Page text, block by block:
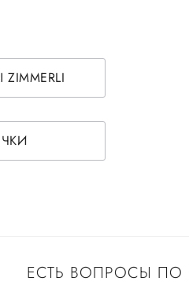
ЕСТЬ ВОПРОСЫ ПО